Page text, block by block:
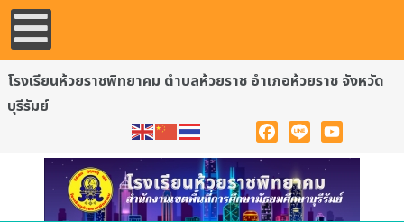
โรงเรียนห้วยราชพิทยาคม ตำบลห้วยราช อำเภอห้วยราช จังหวัด
บุรีรัมย์
Facebook
Line YouTube